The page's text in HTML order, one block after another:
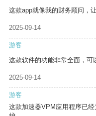
这款app就像我的财务顾问，
2025-09-14
游客
这款软件的功能非常全面，可
2025-09-14
游客
这款加速器VPM应用程序已